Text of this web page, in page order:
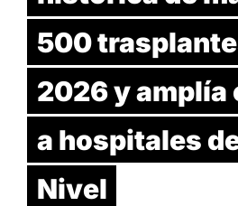
500
2026 y amplía
a hospitales
Nivel